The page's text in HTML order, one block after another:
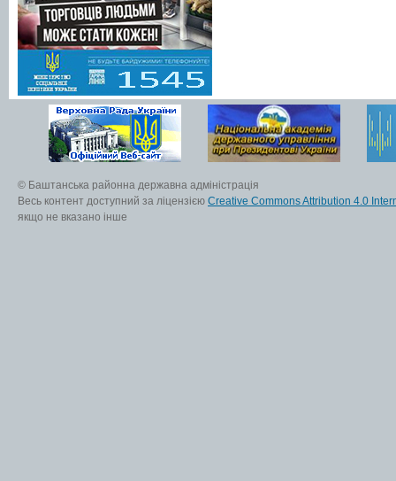
© Баштанська районна державна адміністрація
Весь контент доступний за ліцензією Creative Commons Attribution 4.0
якщо не вказано інше